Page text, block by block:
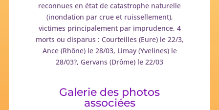
reconnues en état de catastrophe naturelle
(inondation par crue et ruissellement),
victimes principalement par imprudence, 4
morts ou disparus : Courteilles (Eure) le 22/3,
Ance (Rhône) le 28/03, Limay (Yvelines) le
28/03?, Gervans (Drôme) le 22/03
Galerie des photos
associées